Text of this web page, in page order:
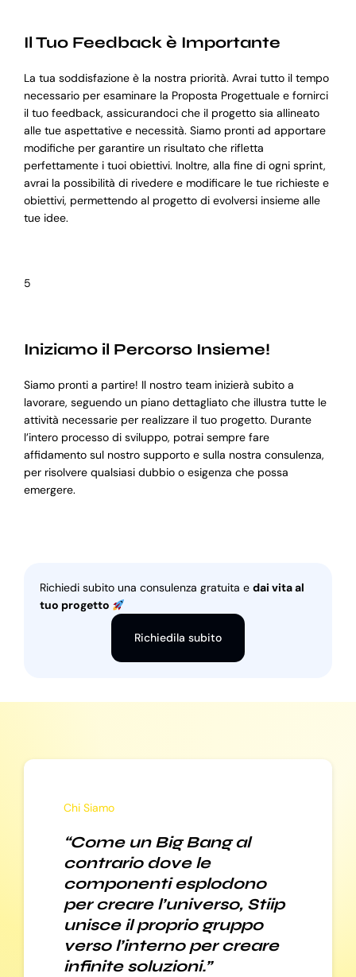
Il Tuo Feedback è Importante
La tua soddisfazione è la nostra priorità. Avrai tutto il tempo
necessario per esaminare la Proposta Progettuale e fornirci
il tuo feedback, assicurandoci che il progetto sia allineato
alle tue aspettative e necessità. Siamo pronti ad apportare
modifiche per garantire un risultato che rifletta
perfettamente i tuoi obiettivi. Inoltre, alla fine di ogni sprint,
avrai la possibilità di rivedere e modificare le tue richieste e
obiettivi, permettendo al progetto di evolversi insieme alle
tue idee.
5
Iniziamo il Percorso Insieme!
Siamo pronti a partire! Il nostro team inizierà subito a
lavorare, seguendo un piano dettagliato che illustra tutte le
attività necessarie per realizzare il tuo progetto. Durante
l’intero processo di sviluppo, potrai sempre fare
affidamento sul nostro supporto e sulla nostra consulenza,
per risolvere qualsiasi dubbio o esigenza che possa
emergere.
Richiedi subito una consulenza gratuita e dai vita al
tuo progetto
Richiedila subito
Chi Siamo
“Come un Big Bang al
contrario dove le
componenti esplodono
per creare l’universo, Stiip
unisce il proprio gruppo
verso l’interno per creare
infinite soluzioni.”